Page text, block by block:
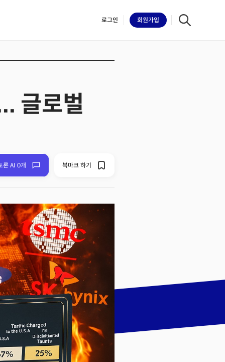
로그인 회원가입
글로벌
론 AI 0개 북마크 하기